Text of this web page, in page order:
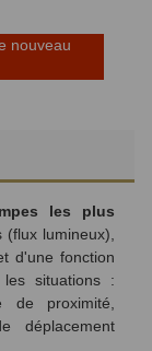
nouveau
les plus
lumineux),
d'une fonction
les situations :
proximité,
déplacement